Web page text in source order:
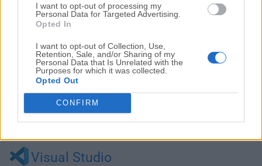
I want to opt-out of processing my
Personal Data for Targeted Advertising.
Opted In
I want to opt-out of Collection, Use,
Retention, Sale, and/or Sharing of my
Personal Data that Is Unrelated with the
Purposes for which it was collected.
Opted Out
CONFIRM
Alternativas y Software Similar
Visual Studio